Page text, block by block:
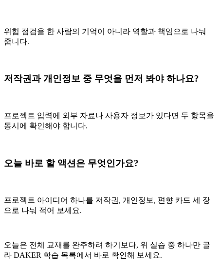
위험 점검을 한 사람의 기억이 아니라 역할과 책임으로 나눠
줍니다.
저작권과 개인정보 중 무엇을 먼저 봐야 하나요?
프로젝트 입력에 외부 자료나 사용자 정보가 있다면 두 항목을
동시에 확인해야 합니다.
오늘 바로 할 액션은 무엇인가요?
프로젝트 아이디어 하나를 저작권, 개인정보, 편향 카드 세 장
으로 나눠 적어 보세요.
오늘은 전체 교재를 완주하려 하기보다, 위 실습 중 하나만 골
라 DAKER 학습 목록에서 바로 확인해 보세요.